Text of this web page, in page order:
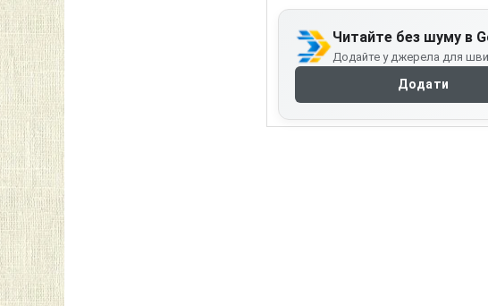
Читайте без шуму в
Додайте у джерела для
Додати